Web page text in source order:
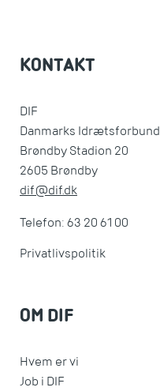
KONTAKT
DIF
Danmarks Idrætsforbund
Brøndby Stadion 20
2605 Brøndby
dif@dif.dk
Telefon: 63 20 61 00
Privatlivspolitik
OM DIF
Hvem er vi
Job i DIF